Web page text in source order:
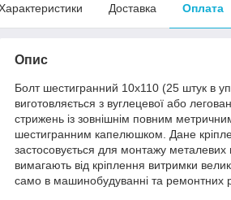
Доставка Оплата
Опис
Болт шестигранний 10х110 (25 штук в
виготовляється з вуглецевої або
стрижень із зовнішнім повним
шестигранним капелюшком. Дане
застосовується для монтажу металевих
вимагають від кріплення витримки
само в машинобудуванні та ремонтних